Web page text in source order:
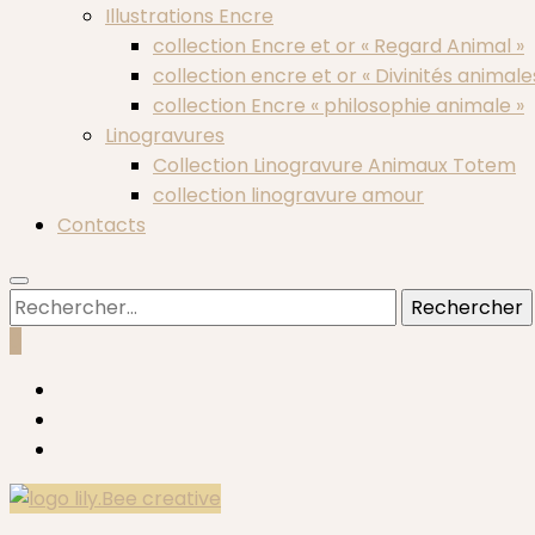
Illustrations Encre
collection Encre et or « Regard Animal »
collection encre et or « Divinités
collection Encre « philosophie animale »
Linogravures
Collection Linogravure Animaux Totem
collection linogravure amour
Contacts
Rechercher :